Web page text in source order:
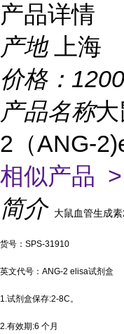
产品详情
产地
上海
价格： 1200
产品名称
2（ANG-
相似产品 >
简介
大鼠血管生成
货号：SPS-31910
英文代号：ANG-2 elisa试剂盒
1.试剂盒保存:2-8C。
2.有效期:6 个月